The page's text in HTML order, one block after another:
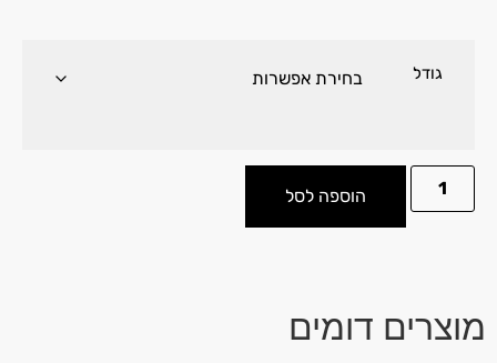
גודל
הוספה לסל
מוצרים דומים